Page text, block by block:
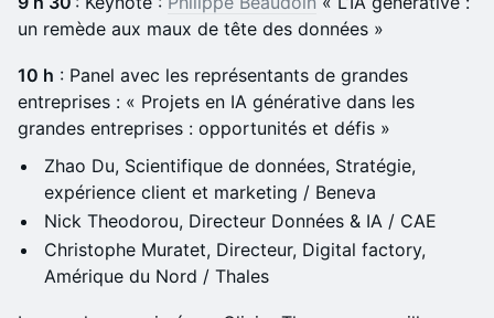
un remède aux maux de tête des données »
10 h : Panel avec les représentants de grandes
entreprises : « Projets en IA générative dans les
grandes entreprises : opportunités et défis »
Zhao Du, Scientifique de données, Stratégie,
expérience client et marketing / Beneva
Nick Theodorou, Directeur Données & IA / CAE
Christophe Muratet, Directeur, Digital factory,
Amérique du Nord / Thales